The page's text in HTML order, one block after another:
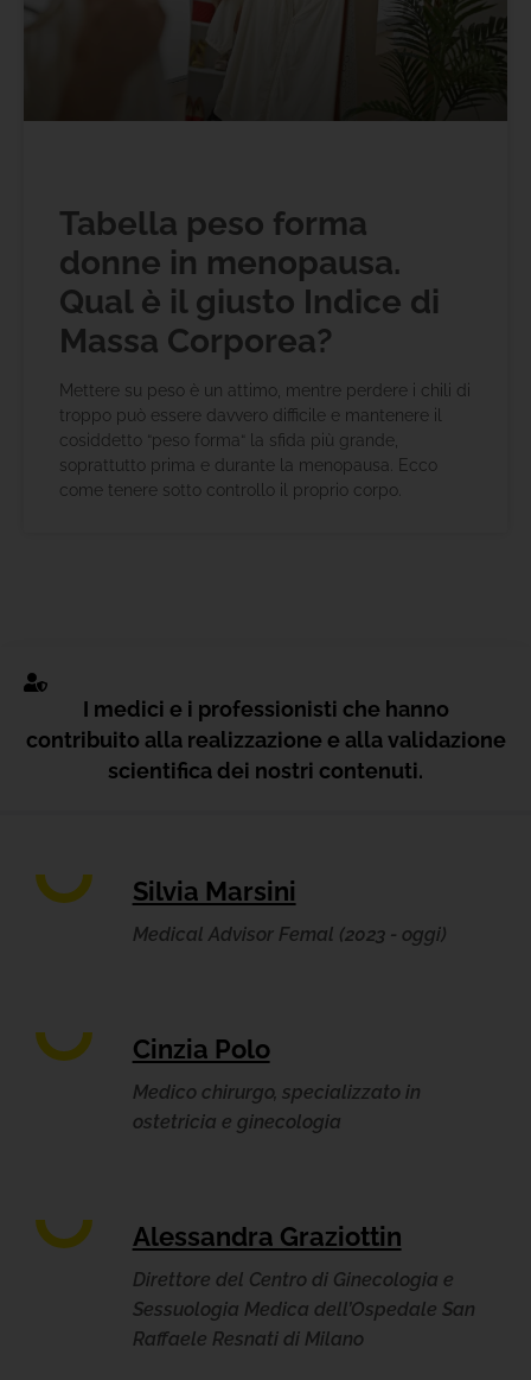
Tabella peso forma
donne in menopausa.
Qual è il giusto Indice di
Massa Corporea?
Mettere su peso è un attimo, mentre perdere i chili di
troppo può essere davvero difficile e mantenere il
cosiddetto “peso forma“ la sfida più grande,
soprattutto prima e durante la menopausa. Ecco
come tenere sotto controllo il proprio corpo.
I medici e i professionisti che hanno
contribuito alla realizzazione e alla validazione
scientifica dei nostri contenuti.
Silvia Marsini
Medical Advisor Femal (2023 - oggi)
Cinzia Polo
Medico chirurgo, specializzato in
ostetricia e ginecologia
Alessandra Graziottin
Direttore del Centro di Ginecologia e
Sessuologia Medica dell’Ospedale San
Raffaele Resnati di Milano